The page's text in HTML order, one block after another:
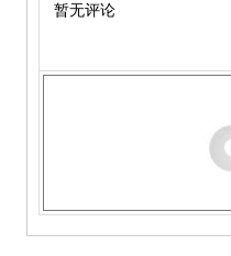
暂无评论